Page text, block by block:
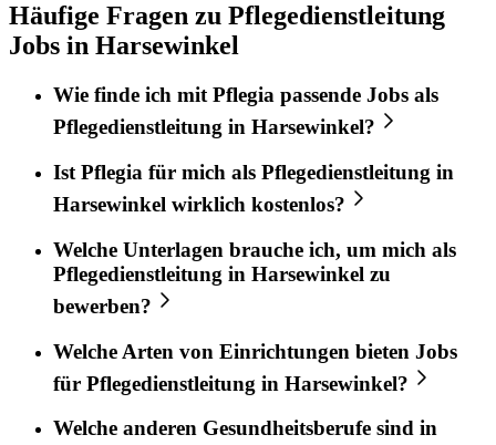
Häufige Fragen zu Pflegedienstleitung
Jobs in Harsewinkel
Wie finde ich mitPflegia passende Jobs als
Pflegedienstleitung in Harsewinkel?
Ist Pflegia für mich als Pflegedienstleitung in
Harsewinkel wirklich kostenlos?
Welche Unterlagen brauche ich, um mich als
Pflegedienstleitung in Harsewinkel zu
bewerben?
Welche Arten von Einrichtungen bieten Jobs
für Pflegedienstleitung in Harsewinkel?
Welche anderen Gesundheitsberufe sind in